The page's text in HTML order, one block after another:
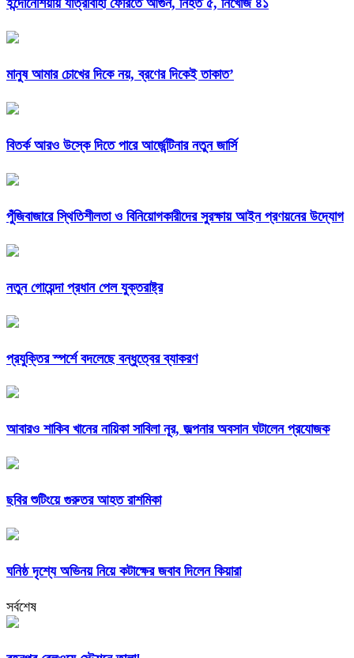
ইন্দোনেশিয়ায় যাত্রীবাহী ফেরিতে আগুন, নিহত ৫, নিখোঁজ ৪১
মানুষ আমার চোখের দিকে নয়, ব্রণের দিকেই তাকাত’
বিতর্ক আরও উস্কে দিতে পারে আর্জেন্টিনার নতুন জার্সি
পুঁজিবাজারে স্থিতিশীলতা ও বিনিয়োগকারীদের সুরক্ষায় আইন প্রণয়নের উদ্যোগ
নতুন গোয়েন্দা প্রধান পেল যুক্তরাষ্ট্র
প্রযুক্তির স্পর্শে বদলেছে বন্ধুত্বের ব্যাকরণ
আবারও শাকিব খানের নায়িকা সাবিলা নূর, জল্পনার অবসান ঘটালেন প্রযোজক
ছবির শুটিংয়ে গুরুতর আহত রাশমিকা
ঘনিষ্ঠ দৃশ্যে অভিনয় নিয়ে কটাক্ষের জবাব দিলেন কিয়ারা
সর্বশেষ